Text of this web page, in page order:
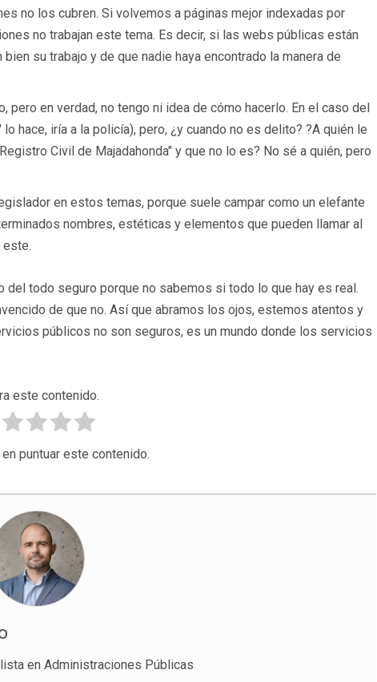
no los cubren. Si volvemos a páginas mejor indexadas por
no trabajan este tema. Es decir, si las webs públicas están
su trabajo y de que nadie haya encontrado la manera de
pero en verdad, no tengo ni idea de cómo hacerlo. En el caso del
hace, iría a la policía), pero, ¿y cuando no es delito? ?A quién le
Civil de Majadahonda" y que no lo es? No sé a quién, pero
en estos temas, porque suele campar como un elefante
nombres, estéticas y elementos que pueden llamar al
este.
todo seguro porque no sabemos si todo lo que hay es real.
de que no. Así que abramos los ojos, estemos atentos y
públicos no son seguros, es un mundo donde los servicios
este contenido.
puntuar este contenido.
en Administraciones Públicas